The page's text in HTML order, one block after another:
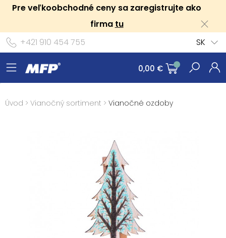
Pre veľkoobchodné ceny sa zaregistrujte ako
firma tu
+421 910 454 755
SK
0,00 €
Úvod > Vianočný sortiment > Vianočné ozdoby